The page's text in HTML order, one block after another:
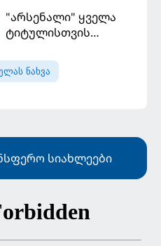
დამარცხებულია
"არსენალი" ყველა
ტიტულისთვის
დინასტიის შექმნა
გვსურს" - მიკელ
ნახვა
სიახლეები